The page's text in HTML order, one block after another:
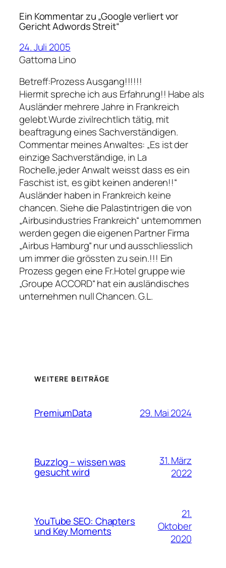
Ein Kommentar zu „Google verliert vor
Gericht Adwords Streit“
24. Juli 2005
Gattorna Lino
Betreff:Prozess Ausgang!!!!!!
Hiermit spreche ich aus Erfahrung!! Habe als
Ausländer mehrere Jahre in Frankreich
gelebt.Wurde zivilrechtlich tätig, mit
beaftragung eines Sachverständigen.
Commentar meines Anwaltes: „Es ist der
einzige Sachverständige, in La
Rochelle,jeder Anwalt weisst dass es ein
Faschist ist, es gibt keinen anderen!!“
Ausländer haben in Frankreich keine
chancen. Siehe die Palastintrigen die von
„Airbusindustries Frankreich“ unternommen
werden gegen die eigenen Partner Firma
„Airbus Hamburg“ nur und ausschliesslich
um immer die grössten zu sein.!!! Ein
Prozess gegen eine Fr.Hotel gruppe wie
„Groupe ACCORD“ hat ein ausländisches
unternehmen null Chancen. G.L.
WEITERE BEITRÄGE
PremiumData 29. Mai 2024
Buzzlog – wissen was
gesucht wird
31. März
2022
YouTube SEO: Chapters
und Key Moments
21.
Oktober
2020